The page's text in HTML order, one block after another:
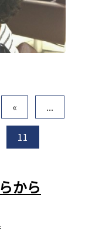
« ...
11
から